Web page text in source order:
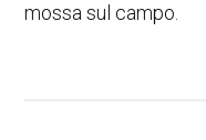
mossa sul campo.